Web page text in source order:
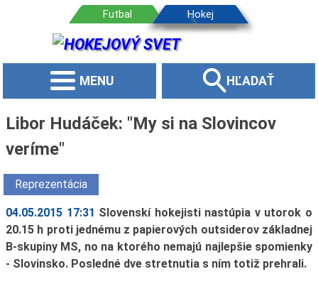
MENU HĽADAŤ
Libor Hudáček: "My si na Slovincov
veríme"
Reprezentácia
04.05.2015 17:31 Slovenskí hokejisti nastúpia v utorok o
20.15 h proti jednému z papierových outsiderov základnej
B-skupiny MS, no na ktorého nemajú najlepšie spomienky
- Slovinsko. Posledné dve stretnutia s ním totiž prehrali.